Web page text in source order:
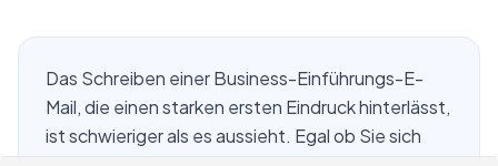
Das Schreiben einer Business-Einführungs-E-
Mail, die einen starken ersten Eindruck hinterlässt,
ist schwieriger als es aussieht. Egal ob Sie sich